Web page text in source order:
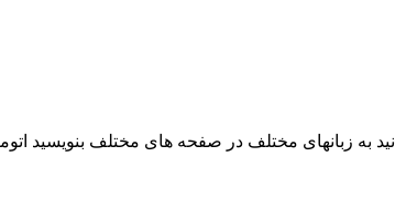
زبانهای مختلف در صفحه های مختلف بنویسید